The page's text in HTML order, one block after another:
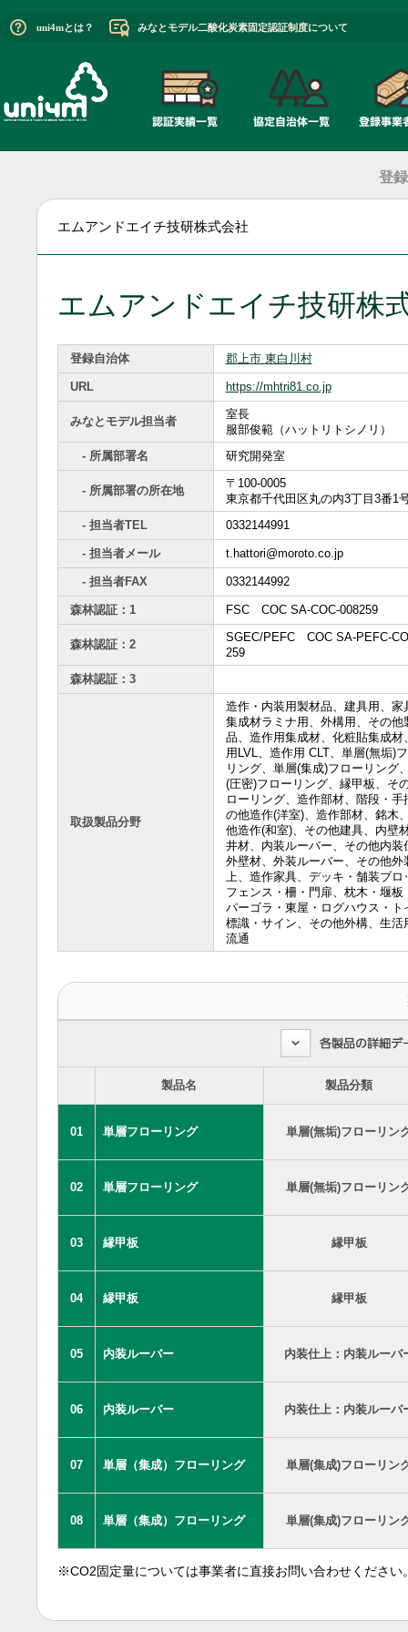
uni4mとは？ みなとモデル二酸化炭素固定認証制度について
登
エムアンドエイチ技研株式会社
エムアンドエイチ技研株
登録自治体 郡上市 東白川村
URL https://mhtri81.co.jp
みなとモデル担当者
室長
服部俊範（ハットリトシノリ）
- 所属部署名
研究開発室
- 所属部署の所在地
〒100-0005
東京都千代田区丸の内3丁目3番1
- 担当者TEL
0332144991
- 担当者メール t.hattori@moroto.co.jp
- 担当者FAX 0332144992
森林認証：1 FSC COC SA-COC-008259
森林認証：2
SGEC/PEFC COC SA-PEFC-
259
森林認証：3
取扱製品分野
造作・内装用製材品、建具用、家
集成材ラミナ用、外構用、その他
品、造作用集成材、化粧貼集成材
用LVL、造作用 CLT、単層(無垢)
リング、単層(集成)フローリング
(圧密)フローリング、縁甲板、そ
ローリング、造作部材、階段・手
の他造作(洋室)、造作部材、銘木
他造作(和室)、その他建具、内壁
井材、内装ルーバー、その他内装
外壁材、外装ルーバー、その他外
上、造作家具、デッキ・舗装ブロ
フェンス・柵・門扉、枕木・堰板
パーゴラ・東屋・ログハウス・ト
標識・サイン、その他外構、生活
流通
製品名 製品分類
01 単層フローリング 単層(無垢)フローリン
02 単層フローリング 単層(無垢)フローリン
03 縁甲板 縁甲板
04 縁甲板 縁甲板
05 内装ルーバー 内装仕上：内装ルーバ
06 内装ルーバー 内装仕上：内装ルーバ
07 単層（集成）フローリング 単層(集成)フローリン
08 単層（集成）フローリング 単層(集成)フローリン
※CO2固定量については事業者に直接お問い合わせください